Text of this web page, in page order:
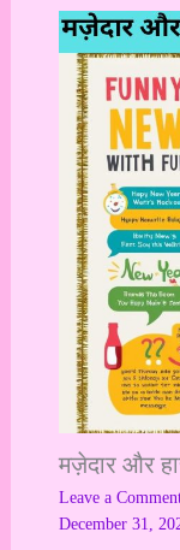
मज़ेदार और
Leave a
December 31,